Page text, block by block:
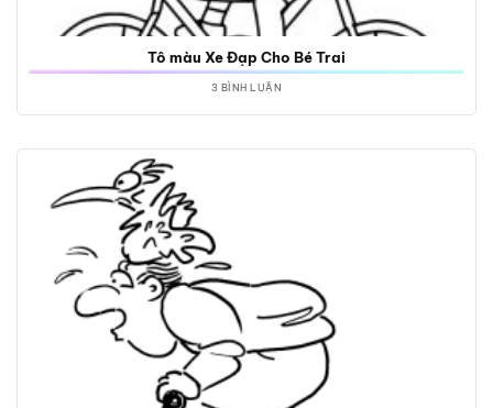
Tô màu Xe Đạp Cho Bé Trai
3 BÌNH LUẬN